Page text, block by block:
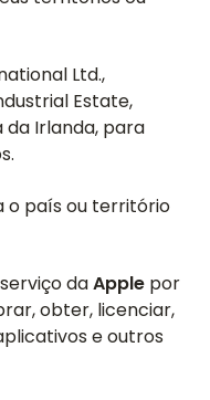
Ltd.,
Estate,
da Irlanda, para
o país ou território
daApple por
obter, licenciar,
e outros